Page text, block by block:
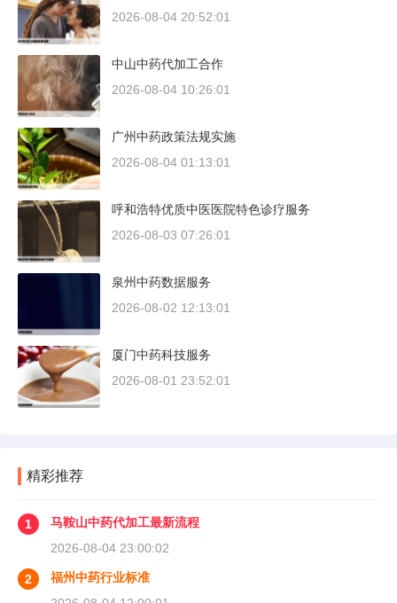
2026-08-04 20:52:01
中山中药代加工合作
2026-08-04 10:26:01
广州中药政策法规实施
2026-08-04 01:13:01
呼和浩特优质中医医院特色诊疗服务
2026-08-03 07:26:01
泉州中药数据服务
2026-08-02 12:13:01
厦门中药科技服务
2026-08-01 23:52:01
精彩推荐
1
马鞍山中药代加工最新流程
2026-08-04 23:00:02
2
福州中药行业标准